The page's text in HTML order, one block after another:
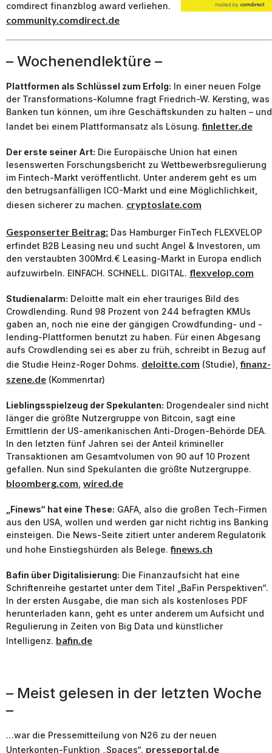
comdirect finanzblog award verliehen.
community.comdirect.de
– Wochenendlektüre –
Plattformen als Schlüssel zum Erfolg: In einer neuen Folge
der Transformations-Kolumne fragt Friedrich-W. Kersting, was
Banken tun können, um ihre Geschäftskunden zu halten – und
landet bei einem Plattformansatz als Lösung.finletter.de
Der erste seiner Art: Die Europäische Union hat einen
lesenswerten Forschungsbericht zu Wettbewerbsregulierung
im Fintech-Markt veröffentlicht. Unter anderem geht es um
den betrugsanfälligen ICO-Markt und eine Möglichlichkeit,
diesen sicherer zu machen. cryptoslate.com
Gesponserter Beitrag: Das Hamburger FinTech FLEXVELOP
erfindet B2B Leasing neu und sucht Angel & Investoren, um
den verstaubten 300Mrd.€ Leasing-Markt in Europa endlich
aufzuwirbeln. EINFACH. SCHNELL. DIGITAL. flexvelop.com
Studienalarm: Deloitte malt ein eher trauriges Bild des
Crowdlending. Rund 98 Prozent von 244 befragten KMUs
gaben an, noch nie eine der gängigen Crowdfunding- und -
lending-Plattformen benutzt zu haben. Für einen Abgesang
aufs Crowdlending sei es aber zu früh, schreibt in Bezug auf
die Studie Heinz-Roger Dohms. deloitte.com (Studie),finanz-
szene.de (Kommenrtar)
Lieblingsspielzeug der Spekulanten: Drogendealer sind nicht
länger die größte Nutzergruppe von Bitcoin, sagt eine
Ermittlerin der US-amerikanischen Anti-Drogen-Behörde DEA.
In den letzten fünf Jahren sei der Anteil krimineller
Transaktionen am Gesamtvolumen von 90 auf 10 Prozent
gefallen. Nun sind Spekulanten die größte Nutzergruppe.
bloomberg.com, wired.de
„Finews“ hat eine These: GAFA, also die großen Tech-Firmen
aus den USA, wollen und werden gar nicht richtig ins Banking
einsteigen. Die News-Seite zitiert unter anderem Regulatorik
und hohe Einstiegshürden als Belege.finews.ch
Bafin über Digitalisierung: Die Finanzaufsicht hat eine
Schriftenreihe gestartet unter dem Titel „BaFin Perspektiven“.
In der ersten Ausgabe, die man sich als kostenloses PDF
herunterladen kann, geht es unter anderem um Aufsicht und
Regulierung in Zeiten von Big Data und künstlicher
Intelligenz. bafin.de
– Meist gelesen in der letzten Woche
–
…war die Pressemitteilung von N26 zu der neuen
Unterkonten-Funktion „Spaces“. presseportal.de